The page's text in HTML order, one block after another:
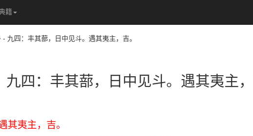
籍
- 九四：丰其蔀，日中见斗。遇其夷主，吉。
九四：丰其蔀，日中见斗。遇其夷主，
其夷主，吉。